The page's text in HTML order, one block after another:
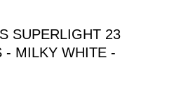
SUPERLIGHT 23